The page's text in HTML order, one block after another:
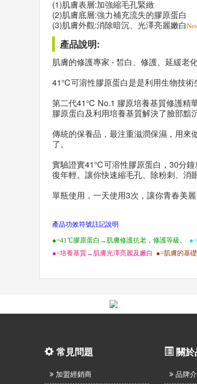
(1)肌膚表層:加強縮毛孔緊緻
(2)肌膚底層:強力補充流失的膠原蛋白
(3)肌膚外觀:消除暗沉、光澤亮麗嫩白
產品說明:
肌膚的修護專家 - 皙白、修護、延緩老
41℃可溶性膠原蛋白是是利用生物技術
第二代41℃ No.1 膠原培養基質修護精
膠原蛋白及利用培養基質解決了臉部黯
傳統的保養品，最注重滋潤保濕，用來
了。
實驗證實41℃可溶性膠原蛋白，30分
復年輕。讓你快速縮毛孔、除粉刺、消
單瓶使用，一天使用3次，讓你青春美麗
產品功效符號註記說明
●=41℃膠原蛋白→肌膚修護抗老，修護等級。
●=培養基質→肌膚光澤亮麗及嫩白 ●=肌膚的基
常見問題
加盟經銷商
關
品牌